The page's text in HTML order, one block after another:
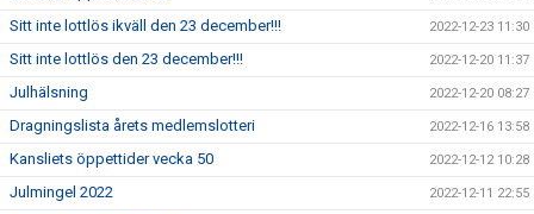
Sitt inte lottlös ikväll den 23 december!!! 2022-12-23 11:30
Sitt inte lottlös den 23 december!!! 2022-12-20 11:37
Julhälsning 2022-12-20 08:27
Dragningslista årets medlemslotteri 2022-12-16 13:58
Kansliets öppettider vecka 50 2022-12-12 10:28
Julmingel 2022 2022-12-11 22:55